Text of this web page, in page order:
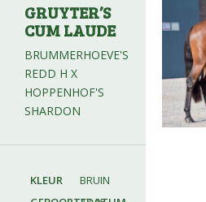
GRUYTER’S
CUM LAUDE
BRUMMERHOEVE'S
REDD H X
HOPPENHOF'S
SHARDON
KLEUR
BRUIN